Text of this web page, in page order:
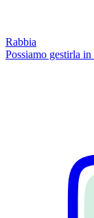
Rabbia
Possiamo gestirla